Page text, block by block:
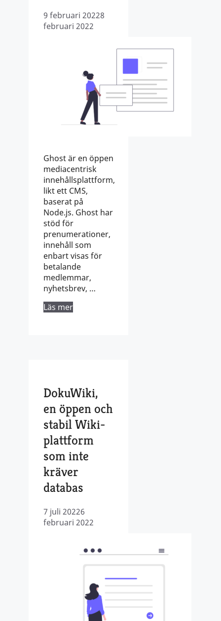
9 februari 20228
februari 2022
Ghost är en öppen
mediacentrisk
innehållsplattform,
likt ett CMS,
baserat på
Node.js. Ghost har
stöd för
prenumerationer,
innehåll som
enbart visas för
betalande
medlemmar,
nyhetsbrev, …
Läs mer
DokuWiki,
en öppen och
stabil Wiki-
plattform
som inte
kräver
databas
7 juli 20226
februari 2022